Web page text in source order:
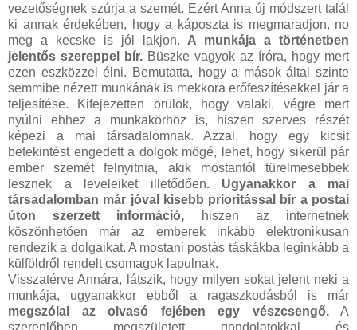
vezetőségnek szúrja a szemét. Ezért Anna új módszert talál
ki annak érdekében, hogy a káposzta is megmaradjon, no
meg a kecske is jól lakjon. A munkája a történetben
jelentős szereppel bír. Büszke vagyok az íróra, hogy mert
ezen eszközzel élni. Bemutatta, hogy a mások által szinte
semmibe nézett munkának is mekkora erőfeszítésekkel jár a
teljesítése. Kifejezetten örülök, hogy valaki, végre mert
nyúlni ehhez a munkakörhöz is, hiszen szerves részét
képezi a mai társadalomnak. Azzal, hogy egy kicsit
betekintést engedett a dolgok mögé, lehet, hogy sikerül pár
ember szemét felnyitnia, akik mostantól türelmesebbek
lesznek a leveleiket illetődően. Ugyanakkor a mai
társadalomban már jóval kisebb prioritással bír a postai
úton szerzett információ, hiszen az internetnek
köszönhetően már az emberek inkább elektronikusan
rendezik a dolgaikat. A mostani postás táskákba leginkább a
külföldről rendelt csomagok lapulnak.
Visszatérve Annára, látszik, hogy milyen sokat jelent neki a
munkája, ugyanakkor ebből a ragaszkodásból is már
megszólal az olvasó fejében egy vészcsengő.A
szereplőben megszületett gondolatokkal és